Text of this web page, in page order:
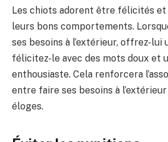
Les chiots adorent être félicités
leurs bons comportements.
ses besoins à l’extérieur, offrez-lui
félicitez-le avec des mots doux et
enthousiaste. Cela renforcera
entre faire ses besoins à
éloges.